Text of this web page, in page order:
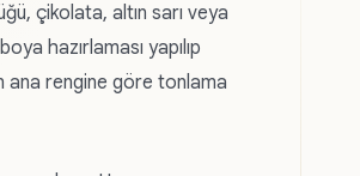
çikolata, altın sarı veya
hazırlaması yapılıp
ana rengine göre tonlama